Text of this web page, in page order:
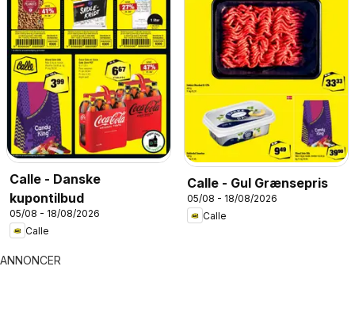
Calle - Danske
kupontilbud
05/08 - 18/08/2026
Calle
Calle - Gul Grænsepris
05/08 - 18/08/2026
Calle
ANNONCER